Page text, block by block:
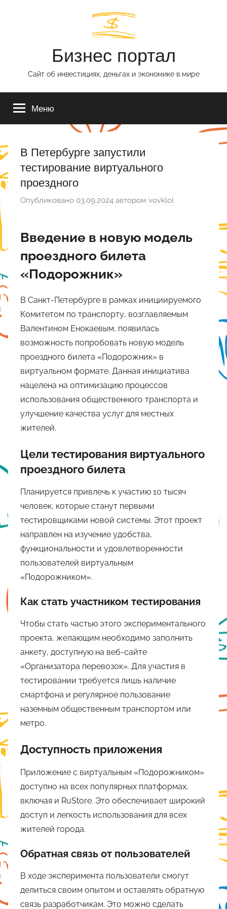
Бизнес портал
Сайт об инвестициях, деньгах и экономике в мире
Меню
В Петербурге запустили
тестирование виртуального
проездного
Опубликовано 03.09.2024 автором vovklol
Введение в новую модель
проездного билета
«Подорожник»
В Санкт-Петербурге в рамках инициируемого
Комитетом по транспорту, возглавляемым
Валентином Енокаевым, появилась
возможность попробовать новую модель
проездного билета «Подорожник» в
виртуальном формате. Данная инициатива
нацелена на оптимизацию процессов
использования общественного транспорта и
улучшение качества услуг для местных
жителей.
Цели тестирования виртуального
проездного билета
Планируется привлечь к участию 10 тысяч
человек, которые станут первыми
тестировщиками новой системы. Этот проект
направлен на изучение удобства,
функциональности и удовлетворенности
пользователей виртуальным
«Подорожником».
Как стать участником тестирования
Чтобы стать частью этого экспериментального
проекта, желающим необходимо заполнить
анкету, доступную на веб-сайте
«Организатора перевозок». Для участия в
тестировании требуется лишь наличие
смартфона и регулярное пользование
наземным общественным транспортом или
метро.
Доступность приложения
Приложение с виртуальным «Подорожником»
доступно на всех популярных платформах,
включая и RuStore. Это обеспечивает широкий
доступ и легкость использования для всех
жителей города.
Обратная связь от пользователей
В ходе эксперимента пользователи смогут
делиться своим опытом и оставлять обратную
связь разработчикам. Это можно сделать